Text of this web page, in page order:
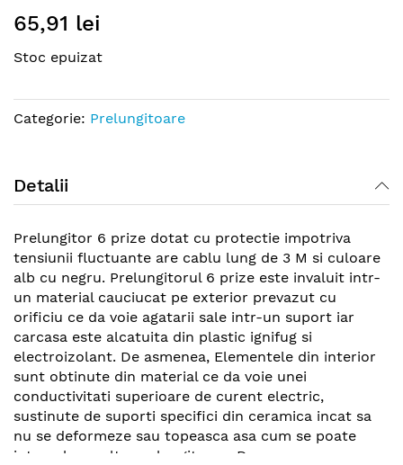
to
beginning
the
images
65,91 lei
Stoc epuizat
Categorie: Prelungitoare
Detalii
Prelungitor 6 prize dotat cu protectie impotriva
tensiunii fluctuante are cablu lung de 3 M si culoare
alb cu negru. Prelungitorul 6 prize este invaluit intr-
un material cauciucat pe exterior prevazut cu
orificiu ce da voie agatarii sale intr-un suport iar
carcasa este alcatuita din plastic ignifug si
electroizolant. De asmenea, Elementele din interior
sunt obtinute din material ce da voie unei
conductivitati superioare de curent electric,
sustinute de suporti specifici din ceramica incat sa
nu se deformeze sau topeasca asa cum se poate
intampla cu alte prelungitoare. De asemnea,